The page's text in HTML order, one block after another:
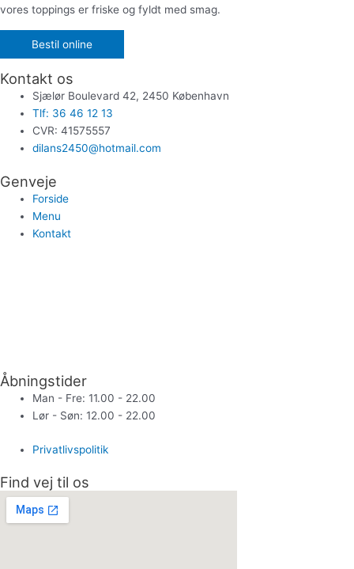
vores toppings er friske og fyldt med smag.
Bestil online
Kontakt os
Sjælør Boulevard 42, 2450 København
Tlf: 36 46 12 13
CVR: 41575557
dilans2450@hotmail.com
Genveje
Forside
Menu
Kontakt
Åbningstider
Man - Fre: 11.00 - 22.00
Lør - Søn: 12.00 - 22.00
Privatlivspolitik
Find vej til os